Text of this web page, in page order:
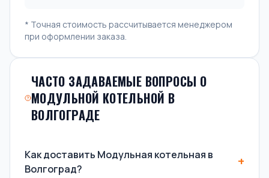
* Точная стоимость рассчитывается менеджером
при оформлении заказа.
ЧАСТО ЗАДАВАЕМЫЕ ВОПРОСЫ О
МОДУЛЬНОЙ КОТЕЛЬНОЙ В
ВОЛГОГРАДЕ
Как доставить Модульная котельная в
Волгоград?